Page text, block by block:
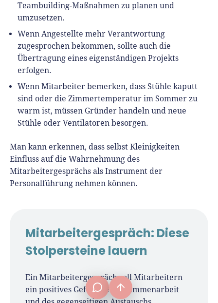
Teambuilding-Maßnahmen zu planen und
umzusetzen.
Wenn Angestellte mehr Verantwortung
zugesprochen bekommen, sollte auch die
Übertragung eines eigenständigen Projekts
erfolgen.
Wenn Mitarbeiter bemerken, dass Stühle kaputt
sind oder die Zimmertemperatur im Sommer zu
warm ist, müssen Gründer handeln und neue
Stühle oder Ventilatoren besorgen.
Man kann erkennen, dass selbst Kleinigkeiten
Einfluss auf die Wahrnehmung des
Mitarbeitergesprächs als Instrument der
Personalführung nehmen können.
Mitarbeitergespräch: Diese
Stolpersteine lauern
Ein Mitarbeitergespräch soll Mitarbeitern
ein positives Gefühl der Zusammenarbeit
frage[at]fuer-gruender.de